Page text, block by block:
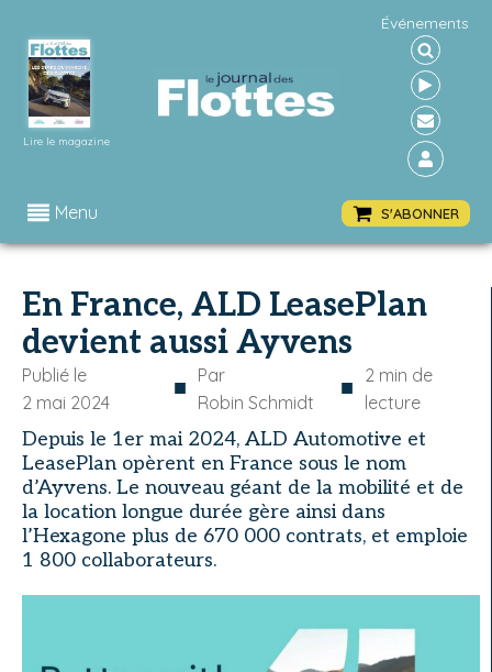
Lire le magazine
Événements
Menu S'ABONNER
En France, ALD LeasePlan
devient aussi Ayvens
Publié le
2 mai 2024
■ Par
Robin Schmidt
■ 2 min de
lecture
Depuis le 1er mai 2024, ALD Automotive et
LeasePlan opèrent en France sous le nom
d’Ayvens. Le nouveau géant de la mobilité et de
la location longue durée gère ainsi dans
l’Hexagone plus de 670 000 contrats, et emploie
1 800 collaborateurs.